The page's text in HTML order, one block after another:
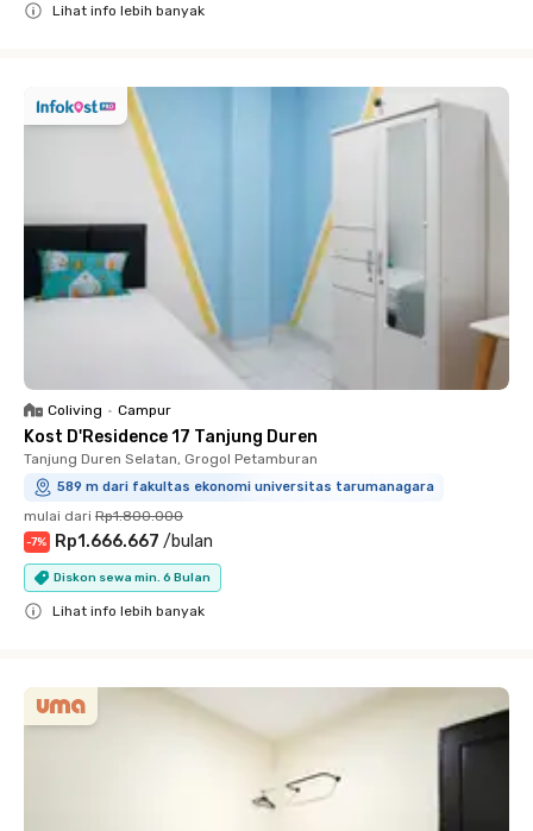
Lihat info lebih banyak
Coliving • Campur
Kost D'Residence 17 Tanjung Duren
Tanjung Duren Selatan, Grogol Petamburan
589 m dari fakultas ekonomi universitas tarumanagara
mulai dari Rp1.800.000
-7% Rp1.666.667 /bulan
Diskon sewa min. 6 Bulan
Lihat info lebih banyak